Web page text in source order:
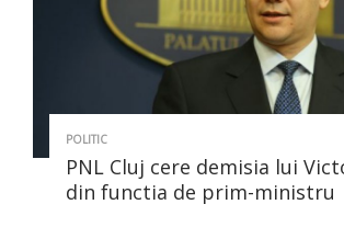
POLITIC
PNL Cluj cere demisia lui
din functia de prim-ministru